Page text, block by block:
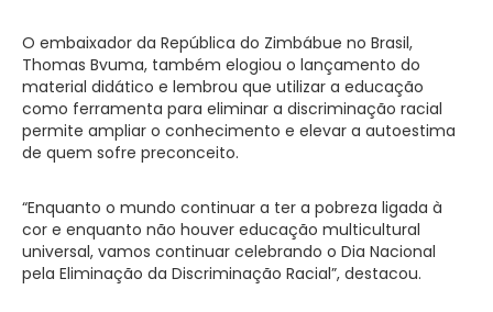
O embaixador da República do Zimbábue no Brasil,
Thomas Bvuma, também elogiou o lançamento do
material didático e lembrou que utilizar a educação
como ferramenta para eliminar a discriminação racial
permite ampliar o conhecimento e elevar a autoestima
de quem sofre preconceito.
“Enquanto o mundo continuar a ter a pobreza ligada à
cor e enquanto não houver educação multicultural
universal, vamos continuar celebrando o Dia Nacional
pela Eliminação da Discriminação Racial”, destacou.